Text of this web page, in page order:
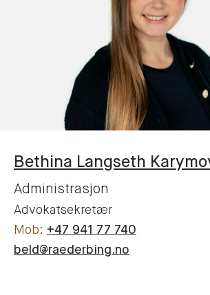
Bethina Langseth
Administrasjon
Advokatsekretær
+47 941 77 740
beld@raederbing.no